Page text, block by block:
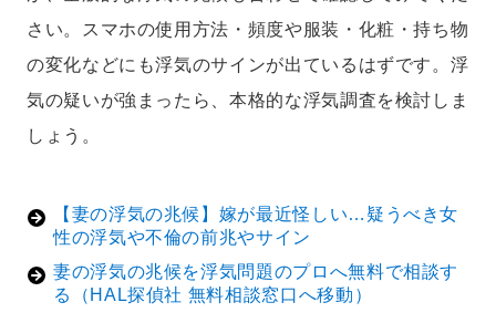
さい。スマホの使用方法・頻度や服装・化粧・持ち物
の変化などにも浮気のサインが出ているはずです。浮
気の疑いが強まったら、本格的な浮気調査を検討しま
しょう。
【妻の浮気の兆候】嫁が最近怪しい…疑うべき女
性の浮気や不倫の前兆やサイン
妻の浮気の兆候を浮気問題のプロへ無料で相談す
る（HAL探偵社 無料相談窓口へ移動）